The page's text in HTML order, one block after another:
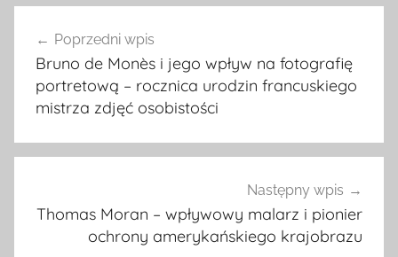
wpisu
Poprzedni wpis
Bruno de Monès i jego wpływ na fotografię
portretową – rocznica urodzin francuskiego
mistrza zdjęć osobistości
Następny wpis
Thomas Moran – wpływowy malarz i pionier
ochrony amerykańskiego krajobrazu